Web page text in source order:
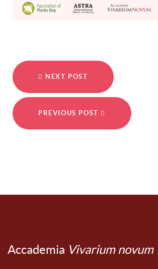
NEXT POST
PREVIOUS POST
Accademia Vivarium novum